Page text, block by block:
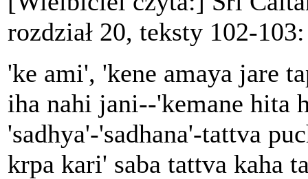
rozdział 20, teksty 102-103:
'ke ami', 'kene amaya jare
iha nahi jani--'kemane hita
'sadhya'-'sadhana'-tattva
krpa kari' saba tattva kaha